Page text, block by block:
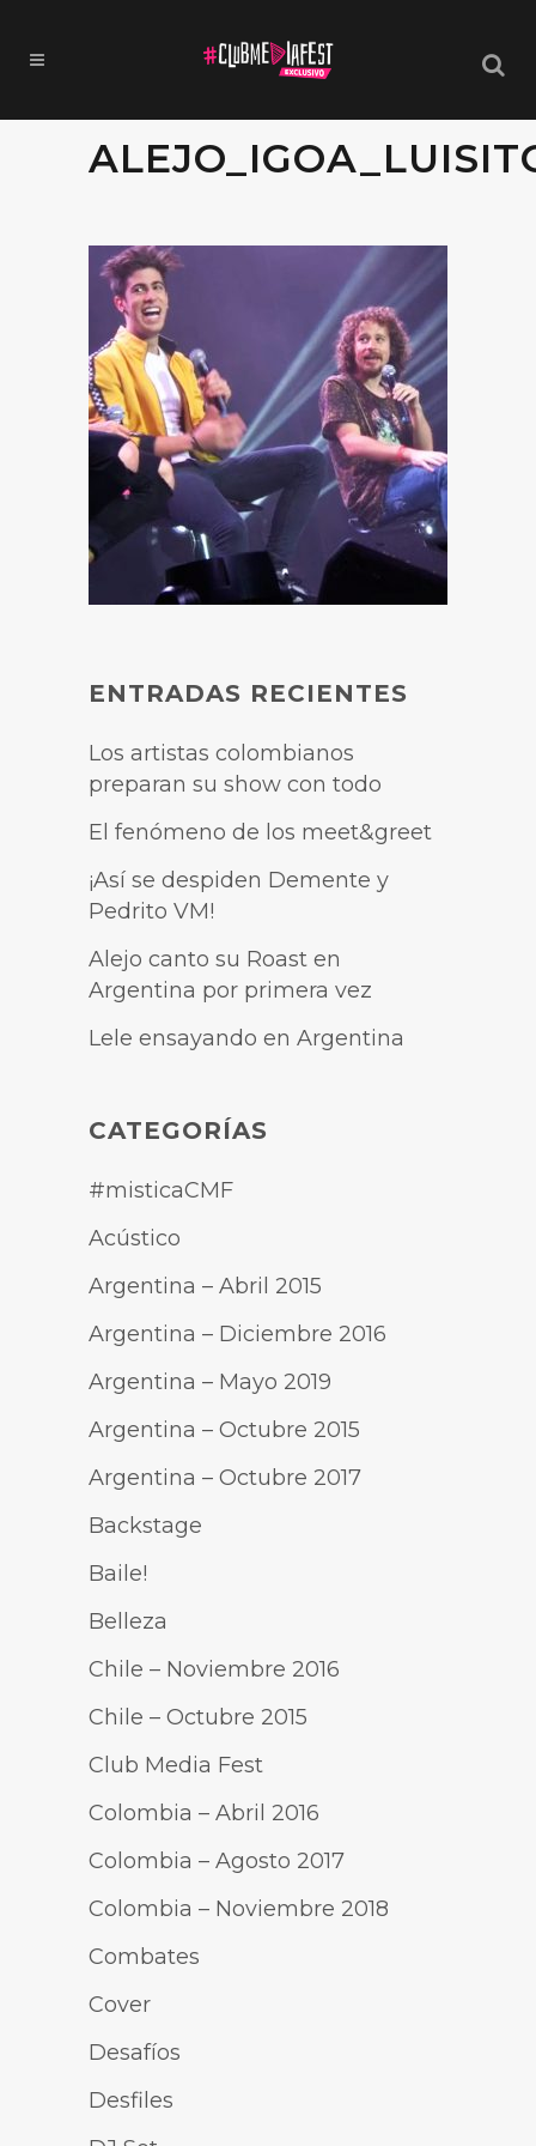
ENTRADAS RECIENTES
Los artistas colombianos
preparan su show con todo
El fenómeno de los meet&greet
¡Así se despiden Demente y
Pedrito VM!
Alejo canto su Roast en
Argentina por primera vez
Lele ensayando en Argentina
CATEGORÍAS
#misticaCMF
Acústico
Argentina – Abril 2015
Argentina – Diciembre 2016
Argentina – Mayo 2019
Argentina – Octubre 2015
Argentina – Octubre 2017
Backstage
Baile!
Belleza
Chile – Noviembre 2016
Chile – Octubre 2015
Club Media Fest
Colombia – Abril 2016
Colombia – Agosto 2017
Colombia – Noviembre 2018
Combates
Cover
Desafíos
Desfiles